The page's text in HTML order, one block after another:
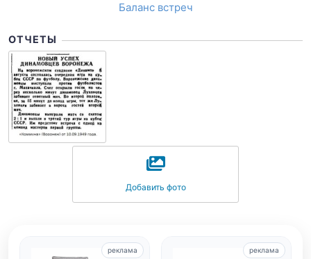
Баланс встреч
ОТЧЕТЫ
Добавить фото
реклама реклама